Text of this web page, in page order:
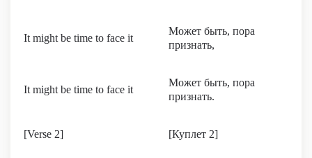
It might be time to face it
Может быть, пора
признать,
It might be time to face it
Может быть, пора
признать.
[Verse 2] [Куплет 2]